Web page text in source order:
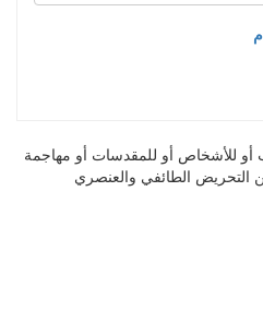
أو للأشخاص أو للمقدسات أو مهاجمة
عن التحريض الطائفي والعنصري